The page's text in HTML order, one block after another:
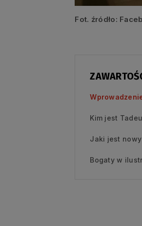
Fot. źródło:
Kim jest
Jaki jest
Bogaty w